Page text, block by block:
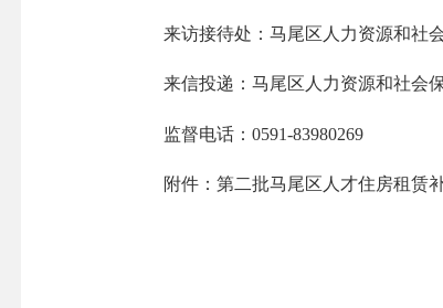
来访接待处：马尾区人力资源和社
来信投递：马尾区人力资源和社会保
监督电话：0591-83980269
附件：第二批马尾区人才住房租赁